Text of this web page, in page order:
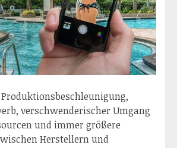
verschwenderischer Umgang
und immer größere
Herstellern und